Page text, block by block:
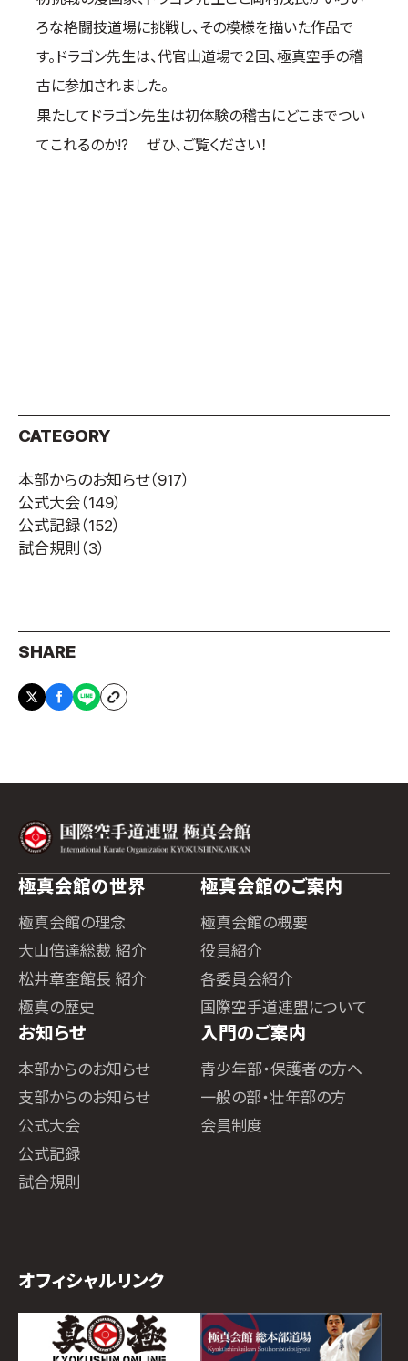
日本語
English
ろな格闘技道場に挑戦し、その模様を描いた作品で
す。ドラゴン先生は、代官山道場で２回、極真空手の稽
古に参加されました。
果たしてドラゴン先生は初体験の稽古にどこまでつい
てこれるのか!? ぜひ、ご覧ください！
CATEGORY
本部からのお知らせ（917）
公式大会（149）
公式記録（152）
試合規則 （3）
SHARE
極真会館の世界
極真会館の理念
大山倍達総裁 紹介
松井章奎館長 紹介
極真の歴史
極真会館のご案内
極真会館の概要
役員紹介
各委員会紹介
国際空手道連盟について
お知らせ
本部からのお知らせ
支部からのお知らせ
公式大会
公式記録
試合規則
入門のご案内
青少年部・保護者の方へ
一般の部・壮年部の方
会員制度
オフィシャルリンク